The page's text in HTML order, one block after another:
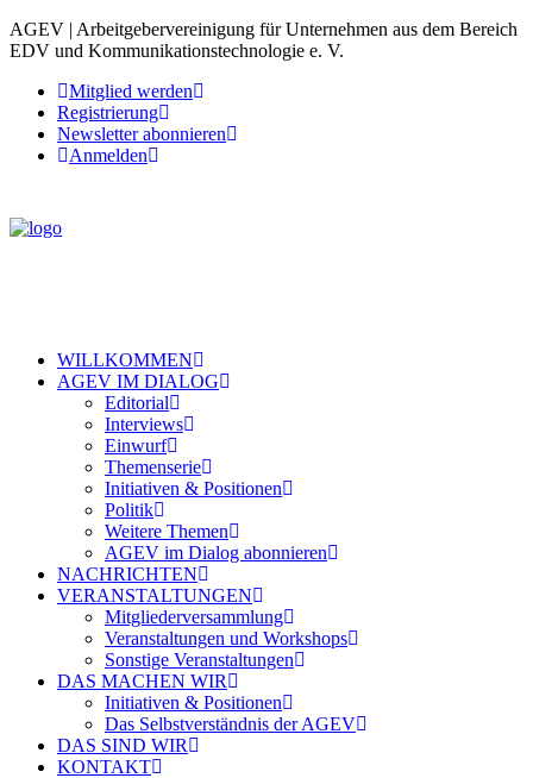
AGEV | Arbeitgebervereinigung für Unternehmen aus dem Bereich
EDV und Kommunikationstechnologie e. V.
Mitglied werden
Registrierung
Newsletter abonnieren
Anmelden
WILLKOMMEN
AGEV IM DIALOG
Editorial
Interviews
Einwurf
Themenserie
Initiativen & Positionen
Politik
Weitere Themen
AGEV im Dialog abonnieren
NACHRICHTEN
VERANSTALTUNGEN
Mitgliederversammlung
Veranstaltungen und Workshops
Sonstige Veranstaltungen
DAS MACHEN WIR
Initiativen & Positionen
Das Selbstverständnis der AGEV
DAS SIND WIR
KONTAKT